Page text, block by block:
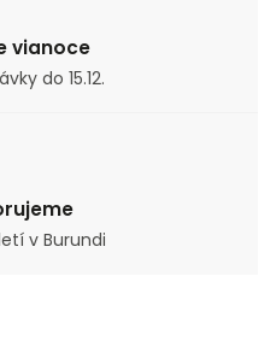
vianoce
do 15.12.
v Burundi